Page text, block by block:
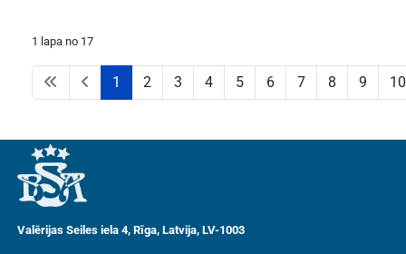
1 lapa no 17
1 2 3 4 5 6 7 8 9 10
Valērijas Seiles iela 4, Rīga, Latvija, LV-1003